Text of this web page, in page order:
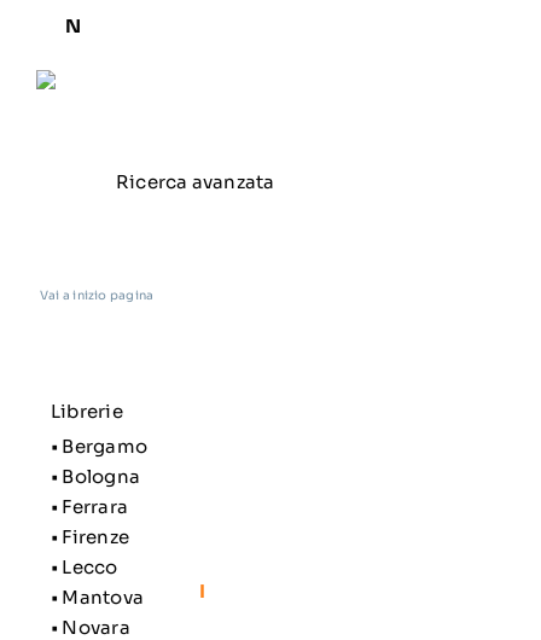
N
Ricerca avanzata
Vai a inizio pagina
Librerie
• Bergamo
• Bologna
• Ferrara
• Firenze
• Lecco
• Mantova
• Novara
I